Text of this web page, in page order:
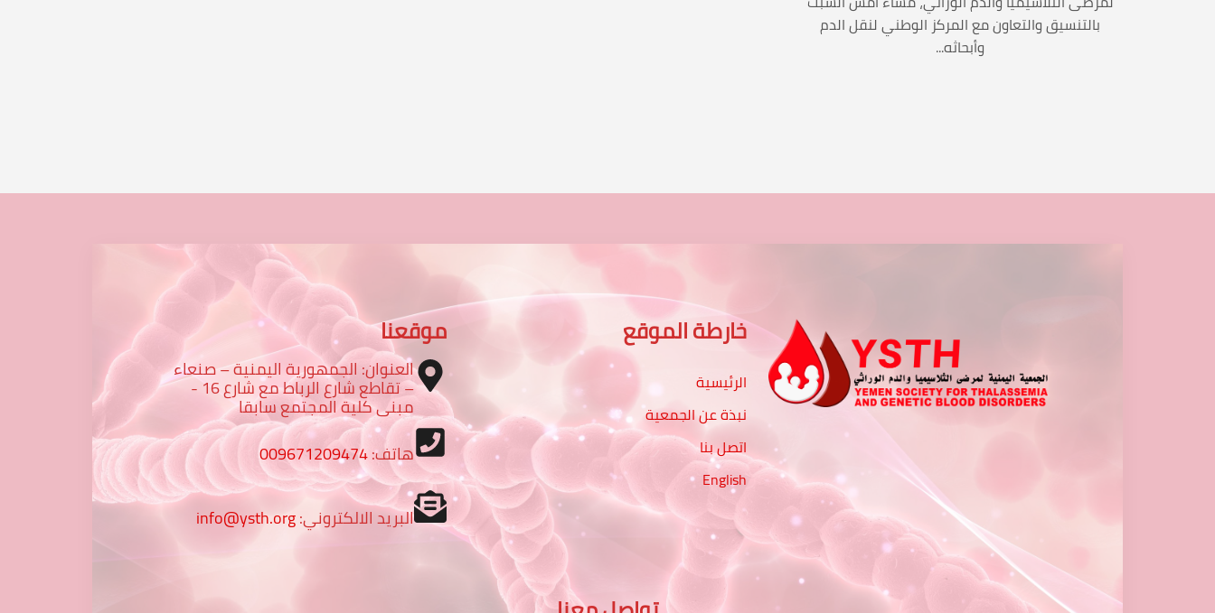
بالتنسيق والتعاون مع المركز الوطني لنقل الدم
وأبحاثه...
خارطة الموقع
الرئيسية
نبذة عن الجمعية
اتصل بنا
English
موقعنا
العنوان: الجمهورية اليمنية – صنعاء
– تقاطع شارع الرباط مع شارع 16 -
مبنى كلية المجتمع سابقا
هاتف:009671209474
البريد الالكتروني:info@ysth.org